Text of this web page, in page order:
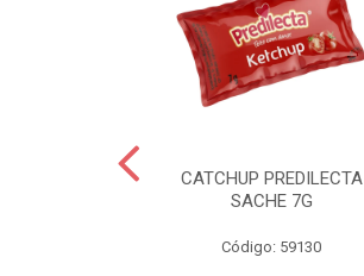
CATCHUP PREDILECTA
SACHE 7G
Código: 59130